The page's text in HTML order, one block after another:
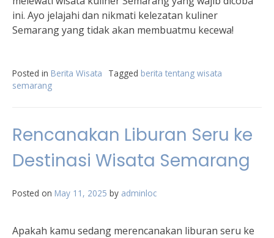
ini. Ayo jelajahi dan nikmati kelezatan kuliner
Semarang yang tidak akan membuatmu kecewa!
Posted in Berita Wisata Tagged berita tentang wisata
semarang
Rencanakan Liburan Seru ke
Destinasi Wisata Semarang
Posted on May 11, 2025 by adminloc
Apakah kamu sedang merencanakan liburan seru ke